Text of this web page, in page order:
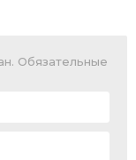
Обязательные